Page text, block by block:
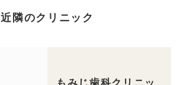
近隣のクリニック
もみじ歯科クリニッ